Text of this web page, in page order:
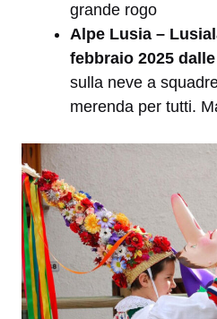
grande rogo
Alpe Lusia –
febbraio 2025
sulla neve a
merenda per tutti.